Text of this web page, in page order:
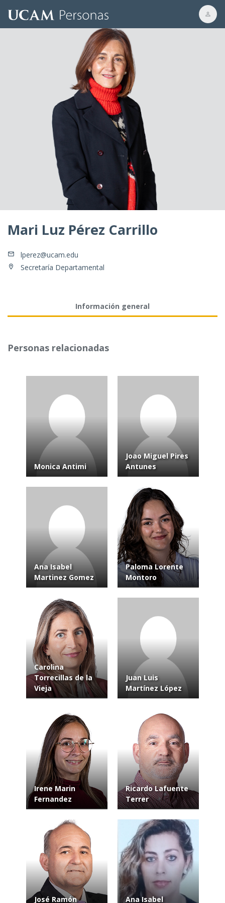
Mari Luz Pérez Carrillo
lperez@ucam.edu
Secretaría Departamental
Información general
Personas relacionadas
Monica Antimi
Joao Miguel Pires
Antunes
Ana Isabel
Martinez Gomez
Paloma Lorente
Montoro
Carolina
Torrecillas de la
Vieja
Juan Luis
Martínez López
Irene Marin
Fernandez
Ricardo Lafuente
Terrer
José Ramón Ana Isabel